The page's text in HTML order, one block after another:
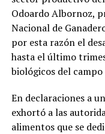
Odoardo Albornoz,
Nacional de
por esta razón el
hasta el último
biológicos del
En declaraciones a
exhortó a las
alimentos que se